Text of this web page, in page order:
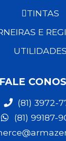
TINTAS
E
UTILIDADES
FALE
(81) 3972-
(81) 99187-